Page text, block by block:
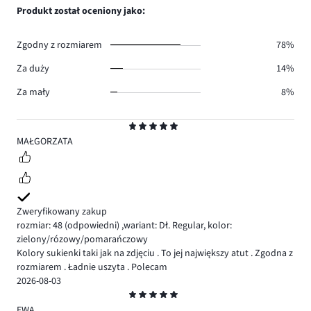
5
MAŁGORZATA
Zweryfikowany zakup
rozmiar: 48 (odpowiedni) ,wariant: Dł. Regular, kolor:
zielony/rózowy/pomarańczowy
Kolory sukienki taki jak na zdjęciu . To jej największy atut . Zgodna z
rozmiarem . Ładnie uszyta . Polecam
2026-08-03
Produkt został oceniony jako:
Zgodny z rozmiarem
78%
Za duży
14%
Za mały
8%